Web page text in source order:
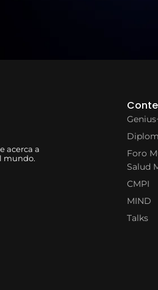
acerca a
mundo.
Foro
Salud
CMPI
MIND
Talks